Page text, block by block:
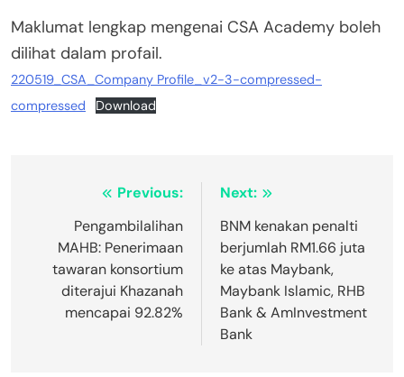
Maklumat lengkap mengenai CSA Academy boleh
dilihat dalam profail.
220519_CSA_Company Profile_v2-3-compressed-
compressed
Download
navigation
Previous:
Pengambilalihan
MAHB: Penerimaan
tawaran konsortium
diterajui Khazanah
mencapai 92.82%
Next:
BNM kenakan penalti
berjumlah RM1.66 juta
ke atas Maybank,
Maybank Islamic, RHB
Bank & AmInvestment
Bank